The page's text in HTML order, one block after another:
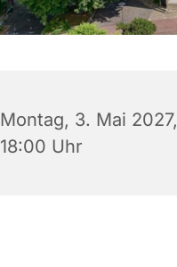
Montag, 3. Mai 2027,
18:00 Uhr